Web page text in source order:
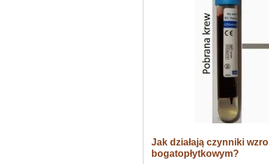
Jak działają czynniki
bogatopłytkowym?